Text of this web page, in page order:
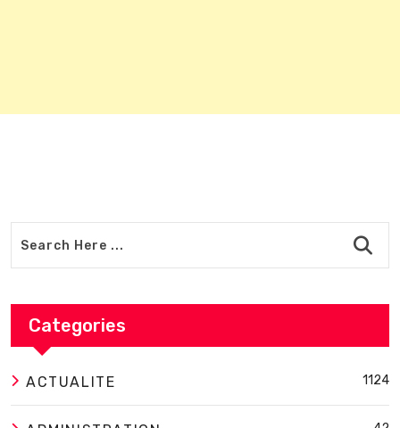
Categories
ACTUALITE 1124